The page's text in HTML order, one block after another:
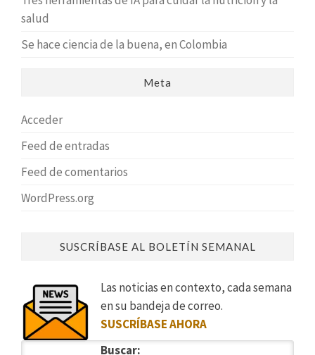
salud
Se hace ciencia de la buena, en Colombia
Meta
Acceder
Feed de entradas
Feed de comentarios
WordPress.org
SUSCRÍBASE AL BOLETÍN SEMANAL
Las noticias en contexto, cada semana
en su bandeja de correo.
SUSCRÍBASE AHORA
Buscar: